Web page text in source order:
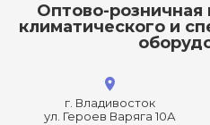
Оптово-
климатического и
г. Владивосток
ул. Героев Варяга 10А